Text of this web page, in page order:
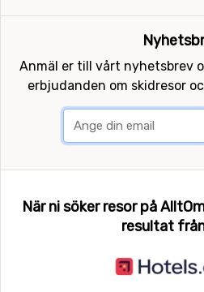
Anmäl er till vårt nyhetsbrev
erbjudanden om skidresor
När ni söker resor på
resultat